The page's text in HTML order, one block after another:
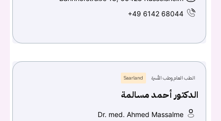
+49 6142 68044
الطب العام وطب الأسرة Saarland
الدكتور أحمد مسالمة
Dr. med. Ahmed Massalme